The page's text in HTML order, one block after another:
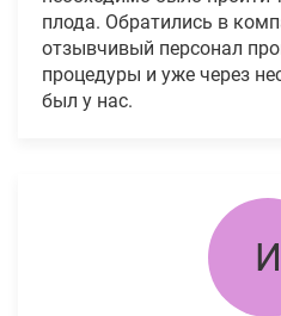
плода. Обратились в
отзывчивый персонал
процедуры и уже через
был у нас.
И